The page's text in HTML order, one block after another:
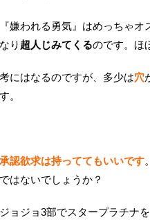
嫌われる勇気』はめっちゃ
り 超人じみてくるのです。ほ
にはなるのですが、多少は穴
。
承認欲求は持っててもいいです
はないでしょうか？
ョジョ3部でスタープラチナ